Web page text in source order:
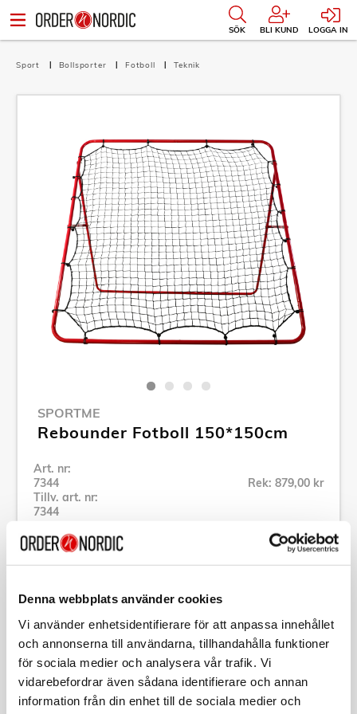
Denna webbplats använder cookies
Vi använder enhetsidentifierare för att anpassa innehållet
och annonserna till användarna, tillhandahålla funktioner
för sociala medier och analysera vår trafik. Vi
vidarebefordrar även sådana identifierare och annan
information från din enhet till de sociala medier och
SÖK BLI KUND LOGGA IN
Sport Bollsporter Fotboll Teknik
SPORTME
Rebounder Fotboll 150*150cm
Art. nr:
7344
Tillv. art. nr:
7344
Rek: 879,00 kr
Specifikation
Beskrivning
Art. nr:7344
Tillv. art. nr:7344